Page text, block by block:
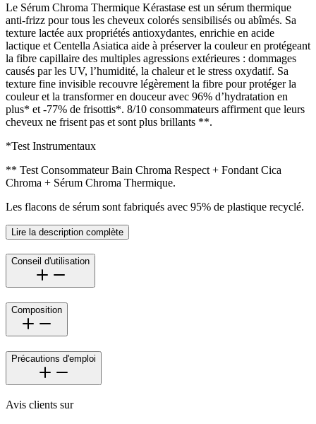
Le Sérum Chroma Thermique Kérastase est un sérum thermique
anti-frizz pour tous les cheveux colorés sensibilisés ou abîmés. Sa
texture lactée aux propriétés antioxydantes, enrichie en acide
lactique et Centella Asiatica aide à préserver la couleur en protégeant
la fibre capillaire des multiples agressions extérieures : dommages
causés par les UV, l’humidité, la chaleur et le stress oxydatif. Sa
texture fine invisible recouvre légèrement la fibre pour protéger la
couleur et la transformer en douceur avec 96% d’hydratation en
plus* et -77% de frisottis*. 8/10 consommateurs affirment que leurs
cheveux ne frisent pas et sont plus brillants **.
*Test Instrumentaux
** Test Consommateur Bain Chroma Respect + Fondant Cica
Chroma + Sérum Chroma Thermique.
Les flacons de sérum sont fabriqués avec 95% de plastique recyclé.
Lire la description complète
Conseil d'utilisation
Composition
Précautions d'emploi
Avis clients sur